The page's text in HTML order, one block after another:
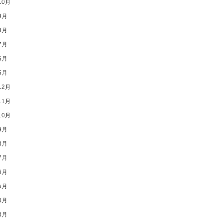
月
月
月
月